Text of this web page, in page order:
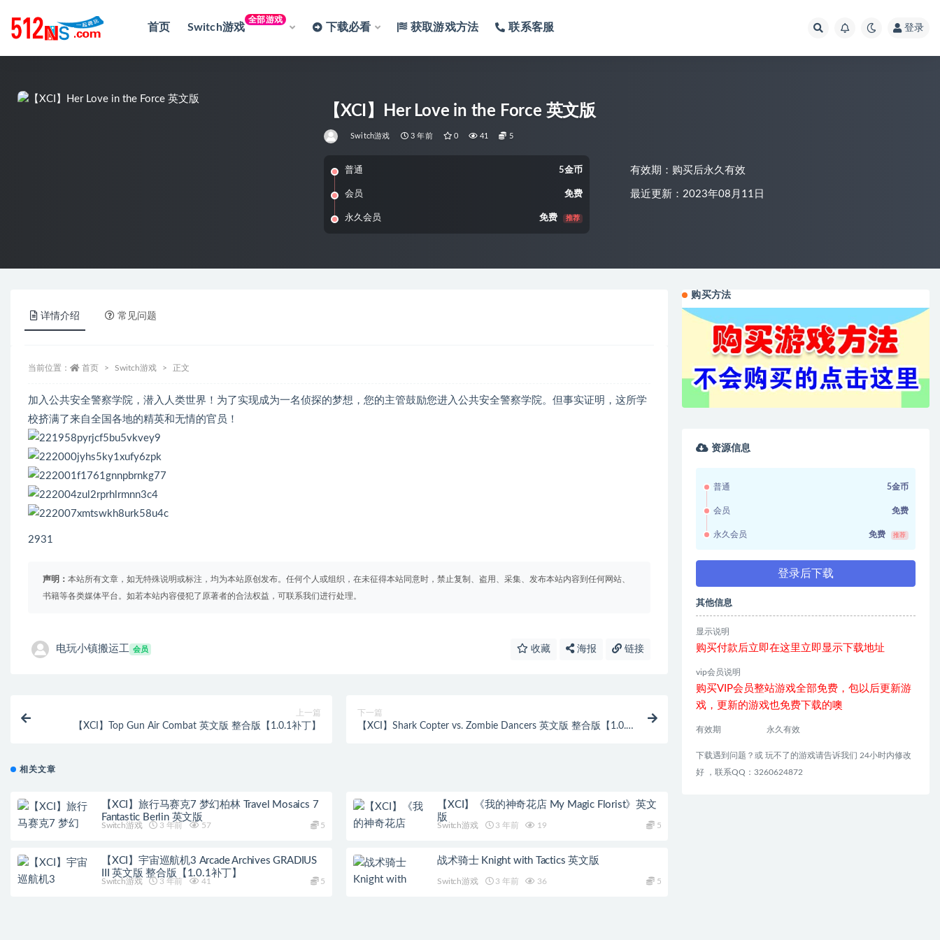
首页 Switch游戏
全部游戏
下载必看 获取游戏方法 联系客服 登录
【XCI】Her Love in the Force 英文版
Switch游戏 3 年前 0 41 5
普通 5金币
会员 免费
永久会员 免费 推荐
有效期：购买后永久有效
最近更新：2023年08月11日
详情介绍 常见问题
当前位置： 首页 Switch游戏 正文
加入公共安全警察学院，潜入人类世界！为了实现成为一名侦探的梦想，您的主管鼓励您进入公共安全警察学院。但事实证明，这所学
校挤满了来自全国各地的精英和无情的官员！
2931
声明： 本站所有文章，如无特殊说明或标注，均为本站原创发布。任何个人或组织，在未征得本站同意时，禁止复制、盗用、采集、发布本站内容到任何网站、
书籍等各类媒体平台。如若本站内容侵犯了原著者的合法权益，可联系我们进行处理。
电玩小镇搬运工 会员 收藏 海报 链接
上一篇
【XCI】Top Gun Air Combat 英文版 整合版【1.0.1补丁】
下一篇
【XCI】Shark Copter vs. Zombie Dancers 英文版 整合版【1.0.1
相关文章
【XCI】旅行马赛克7 梦幻柏林 Travel Mosaics 7
Fantastic Berlin 英文版
Switch游戏 3 年前 57 5
【XCI】《我的神奇花店 My Magic Florist》英文
版
Switch游戏 3 年前 19 5
【XCI】宇宙巡航机3 Arcade Archives GRADIUS
III 英文版 整合版【1.0.1补丁】
Switch游戏 3 年前 41 5
战术骑士 Knight with Tactics 英文版
Switch游戏 3 年前 36 5
购买方法
资源信息
普通 5金币
会员 免费
永久会员 免费 推荐
登录后下载
其他信息
显示说明
购买付款后立即在这里立即显示下载地址
vip会员说明
购买VIP会员整站游戏全部免费，包以后更新游
戏，更新的游戏也免费下载的噢
有效期 永久有效
下载遇到问题？或 玩不了的游戏请告诉我们 24小时内修改
好 ，联系QQ：3260624872